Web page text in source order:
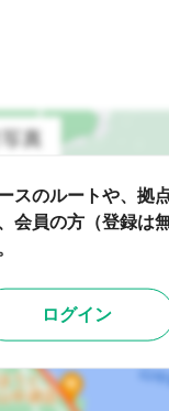
スのルートや、拠
会員の方（登録は
ログイン